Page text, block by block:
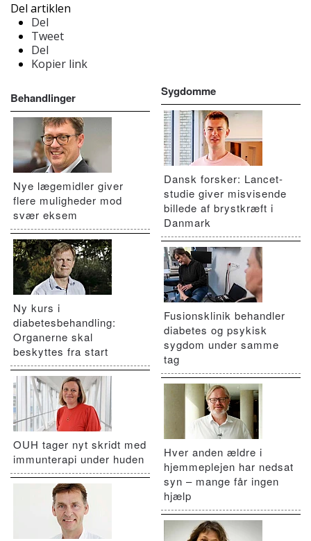
Del artiklen
Del
Tweet
Del
Kopier link
Behandlinger
Nye lægemidler giver
flere muligheder mod
svær eksem
Ny kurs i
diabetesbehandling:
Organerne skal
beskyttes fra start
OUH tager nyt skridt med
immunterapi under huden
Sygdomme
Dansk forsker: Lancet-
studie giver misvisende
billede af brystkræft i
Danmark
Fusionsklinik behandler
diabetes og psykisk
sygdom under samme
tag
Hver anden ældre i
hjemmeplejen har nedsat
syn – mange får ingen
hjælp